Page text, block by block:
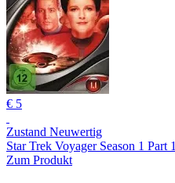
€ 5
Zustand Neuwertig
Star Trek Voyager Season 1 Part 1
Zum Produkt